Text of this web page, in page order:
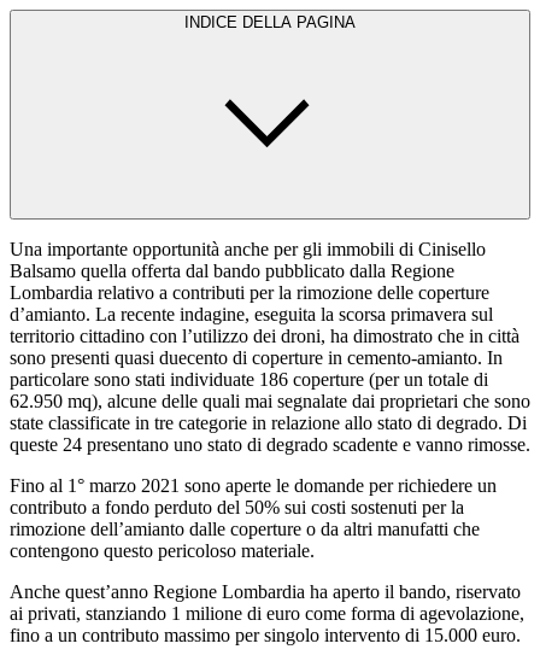
INDICE DELLA PAGINA
Una importante opportunità anche per gli immobili di Cinisello
Balsamo quella offerta dal bando pubblicato dalla Regione
Lombardia relativo a contributi per la rimozione delle coperture
d’amianto. La recente indagine, eseguita la scorsa primavera sul
territorio cittadino con l’utilizzo dei droni, ha dimostrato che in città
sono presenti quasi duecento di coperture in cemento-amianto. In
particolare sono stati individuate 186 coperture (per un totale di
62.950 mq), alcune delle quali mai segnalate dai proprietari che sono
state classificate in tre categorie in relazione allo stato di degrado. Di
queste 24 presentano uno stato di degrado scadente e vanno rimosse.
Fino al 1° marzo 2021 sono aperte le domande per richiedere un
contributo a fondo perduto del 50% sui costi sostenuti per la
rimozione dell’amianto dalle coperture o da altri manufatti che
contengono questo pericoloso materiale.
Anche quest’anno Regione Lombardia ha aperto il bando, riservato
ai privati, stanziando 1 milione di euro come forma di agevolazione,
fino a un contributo massimo per singolo intervento di 15.000 euro.